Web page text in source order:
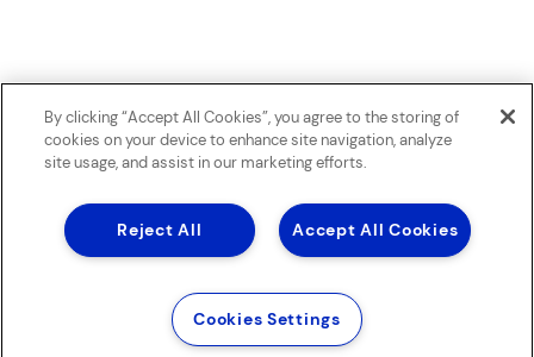
By clicking “Accept All Cookies”, you agree to the storing of
cookies on your device to enhance site navigation, analyze
site usage, and assist in our marketing efforts.
Accept All Cookies
Reject All
Cookies Settings